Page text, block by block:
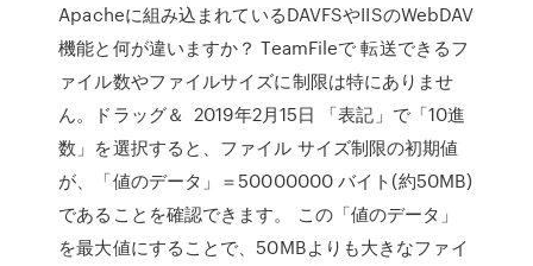
Apacheに組み込まれているDAVFSやIISのWebDAV
機能と何が違いますか？ TeamFileで 転送できるフ
ァイル数やファイルサイズに制限は特にありませ
ん。ドラッグ＆ 2019年2月15日 「表記」で「10進
数」を選択すると、ファイル サイズ制限の初期値
が、「値のデータ」＝50000000 バイト(約50MB)
であることを確認できます。 この「値のデータ」
を最大値にすることで、50MBよりも大きなファイ